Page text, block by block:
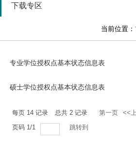
下载专区
当前位置：
专业学位授权点基本状态信息表
硕士学位授权点基本状态信息表
每页 14 记录 总共 2 记录 第一页 <<
页码 1/1 跳转到